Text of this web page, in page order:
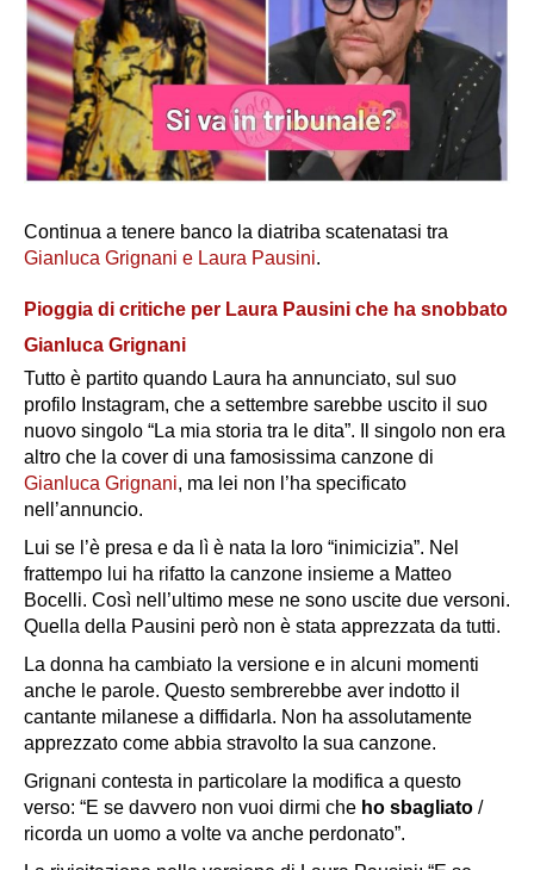
Continua a tenere banco la diatriba scatenatasi tra
Gianluca Grignani e Laura Pausini.
Pioggia di critiche per Laura Pausini che ha snobbato
Gianluca Grignani
Tutto è partito quando Laura ha annunciato, sul suo
profilo Instagram, che a settembre sarebbe uscito il suo
nuovo singolo “La mia storia tra le dita”. Il singolo non era
altro che la cover di una famosissima canzone di
Gianluca Grignani, ma lei non l’ha specificato
nell’annuncio.
Lui se l’è presa e da lì è nata la loro “inimicizia”. Nel
frattempo lui ha rifatto la canzone insieme a Matteo
Bocelli. Così nell’ultimo mese ne sono uscite due versoni.
Quella della Pausini però non è stata apprezzata da tutti.
La donna ha cambiato la versione e in alcuni momenti
anche le parole. Questo sembrerebbe aver indotto il
cantante milanese a diffidarla. Non ha assolutamente
apprezzato come abbia stravolto la sua canzone.
Grignani contesta in particolare la modifica a questo
verso: “E se davvero non vuoi dirmi che ho sbagliato /
ricorda un uomo a volte va anche perdonato”.